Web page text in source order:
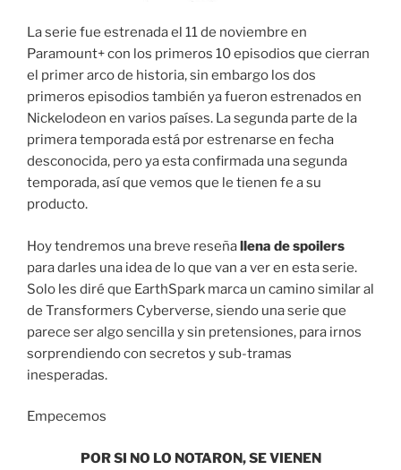
La serie fue estrenada el 11 de noviembre en
Paramount+ con los primeros 10 episodios que cierran
el primer arco de historia, sin embargo los dos
primeros episodios también ya fueron estrenados en
Nickelodeon en varios países. La segunda parte de la
primera temporada está por estrenarse en fecha
desconocida, pero ya esta confirmada una segunda
temporada, así que vemos que le tienen fe a su
producto.
Hoy tendremos una breve reseñallena de spoilers
para darles una idea de lo que van a ver en esta serie.
Solo les diré que EarthSpark marca un camino similar al
de Transformers Cyberverse, siendo una serie que
parece ser algo sencilla y sin pretensiones, para irnos
sorprendiendo con secretos y sub-tramas
inesperadas.
Empecemos
POR SI NO LO NOTARON, SE VIENEN